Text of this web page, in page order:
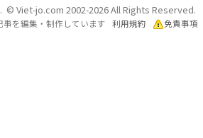
© Viet-jo.com 2002-2026 All Rights Reserved.
を編集・制作しています 利用規約 免責事項